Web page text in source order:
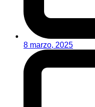
8 marzo, 2025